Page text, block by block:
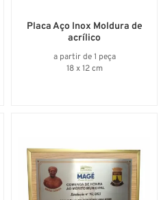
a partir de 1 peça
18 x 12 cm
Placa Aço Inox Moldura de
acrílico